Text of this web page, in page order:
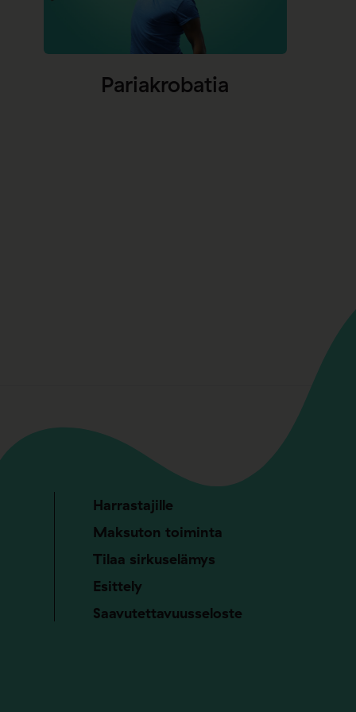
Pariakrobatia
Harrastajille
Maksuton toiminta
Tilaa sirkuselämys
Esittely
Saavutettavuusseloste